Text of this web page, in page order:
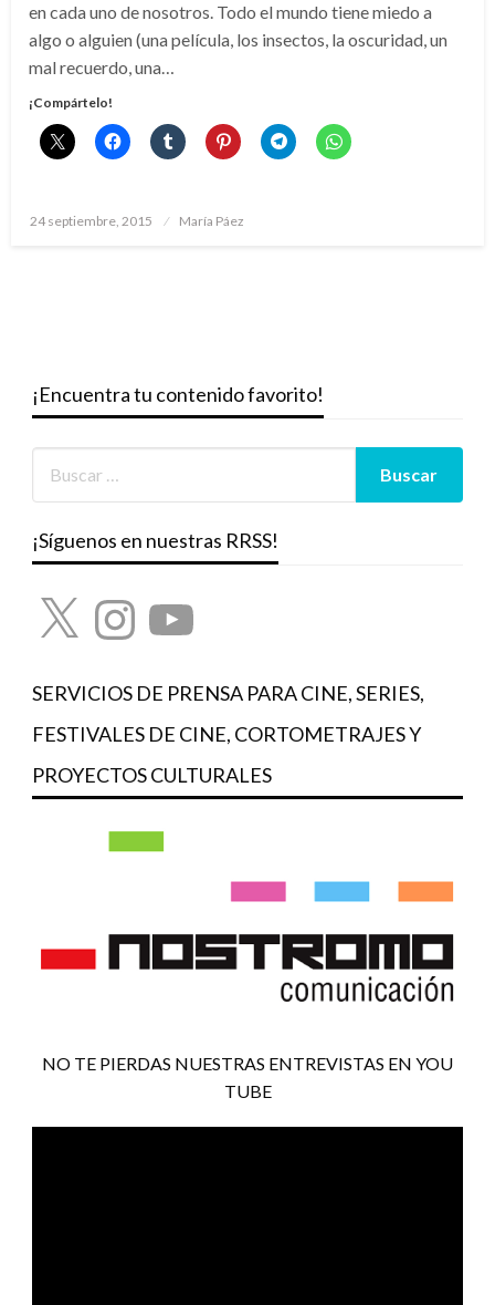
en cada uno de nosotros. Todo el mundo tiene miedo a
algo o alguien (una película, los insectos, la oscuridad, un
mal recuerdo, una…
¡Compártelo!
Publicado
24 septiembre, 2015 María Páez
¡Encuentra tu contenido favorito!
¡Síguenos en nuestras RRSS!
X InstagramYouTube
SERVICIOS DE PRENSA PARA CINE, SERIES,
FESTIVALES DE CINE, CORTOMETRAJES Y
PROYECTOS CULTURALES
NO TE PIERDAS NUESTRAS ENTREVISTAS EN YOU
TUBE